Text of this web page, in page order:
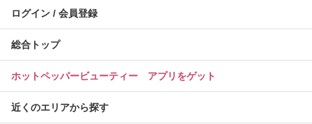
ログイン / 会員登録
総合トップ
ホットペッパービューティー アプリをゲット
近くのエリアから探す